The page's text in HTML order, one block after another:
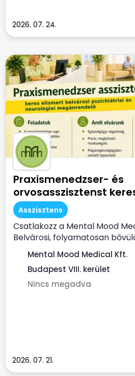
2026. 07. 24.
Praxismenedzser- és
orvosasszisztenst
Asszisztens
Csatlakozz a Mental Mood
Belvárosi, folyamatosan
Mental Mood Medical Kft.
Budapest VIII. kerület
Nincs megadva
2026. 07. 21.